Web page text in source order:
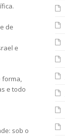
de
e
forma,
e todo
sob o